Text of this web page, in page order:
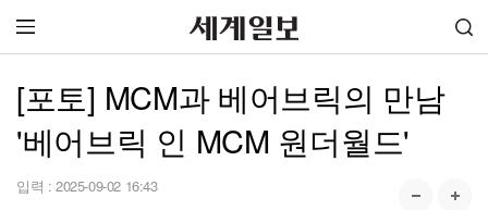
[포토] MCM과 베어브릭의 만남
'베어브릭 인 MCM 원더월드'
입력 : 2025-09-02 16:43